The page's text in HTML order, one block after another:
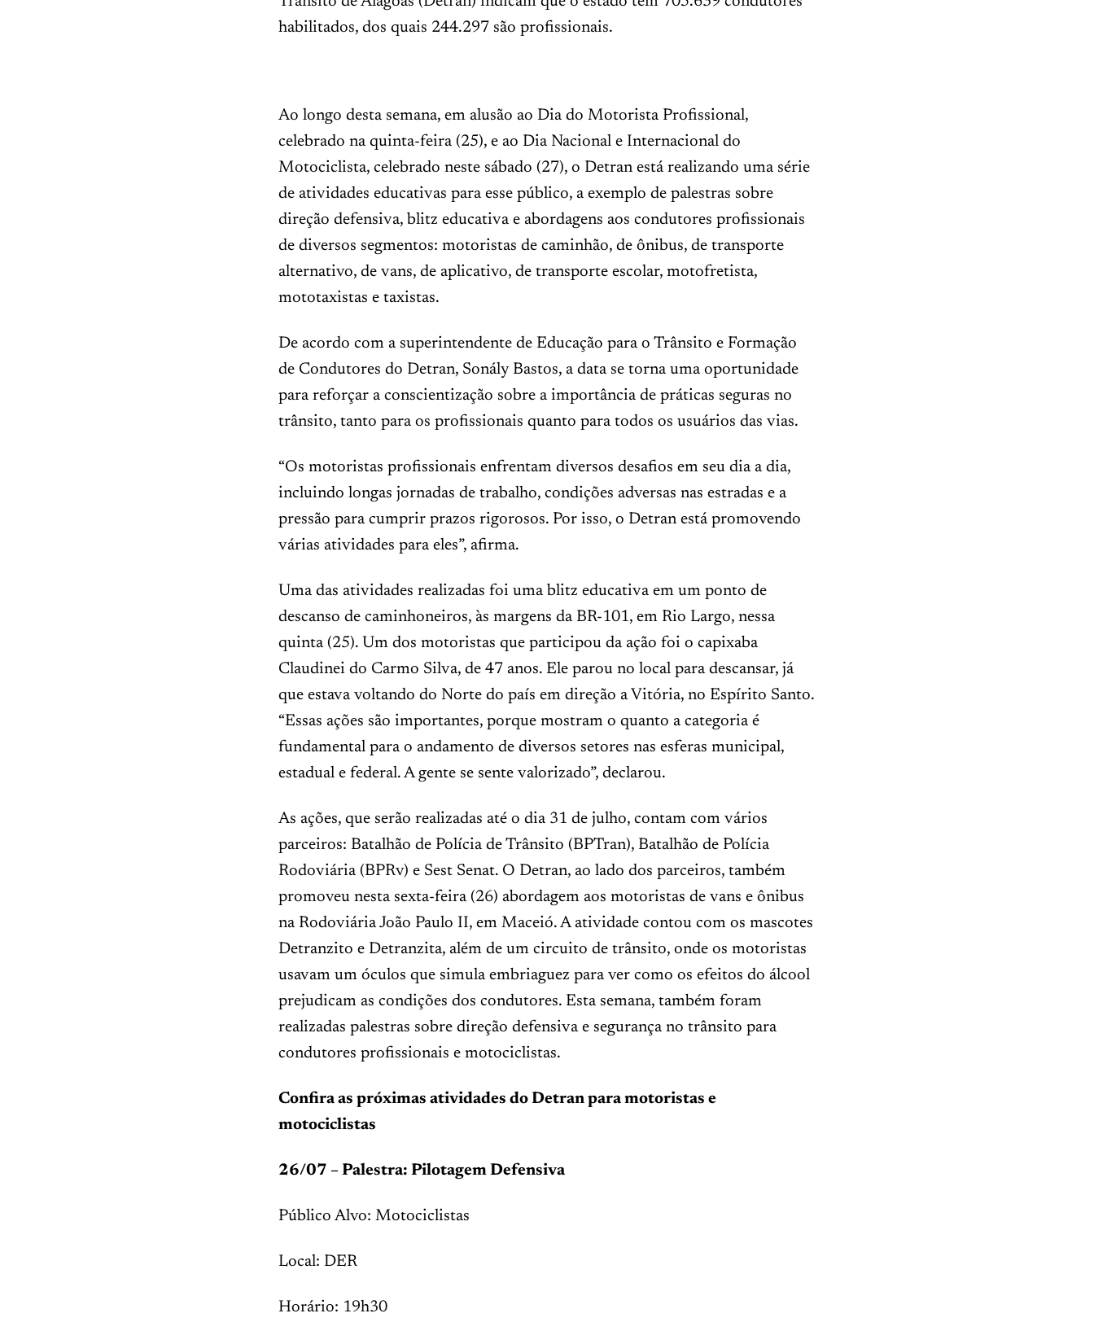
habilitados, dos quais 244.297 são profissionais.
Ao longo desta semana, em alusão ao Dia do Motorista Profissional,
celebrado na quinta-feira (25), e ao Dia Nacional e Internacional do
Motociclista, celebrado neste sábado (27), o Detran está realizando uma série
de atividades educativas para esse público, a exemplo de palestras sobre
direção defensiva, blitz educativa e abordagens aos condutores profissionais
de diversos segmentos: motoristas de caminhão, de ônibus, de transporte
alternativo, de vans, de aplicativo, de transporte escolar, motofretista,
mototaxistas e taxistas.
De acordo com a superintendente de Educação para o Trânsito e Formação
de Condutores do Detran, Sonály Bastos, a data se torna uma oportunidade
para reforçar a conscientização sobre a importância de práticas seguras no
trânsito, tanto para os profissionais quanto para todos os usuários das vias.
“Os motoristas profissionais enfrentam diversos desafios em seu dia a dia,
incluindo longas jornadas de trabalho, condições adversas nas estradas e a
pressão para cumprir prazos rigorosos. Por isso, o Detran está promovendo
várias atividades para eles”, afirma.
Uma das atividades realizadas foi uma blitz educativa em um ponto de
descanso de caminhoneiros, às margens da BR-101, em Rio Largo, nessa
quinta (25). Um dos motoristas que participou da ação foi o capixaba
Claudinei do Carmo Silva, de 47 anos. Ele parou no local para descansar, já
que estava voltando do Norte do país em direção a Vitória, no Espírito Santo.
“Essas ações são importantes, porque mostram o quanto a categoria é
fundamental para o andamento de diversos setores nas esferas municipal,
estadual e federal. A gente se sente valorizado”, declarou.
As ações, que serão realizadas até o dia 31 de julho, contam com vários
parceiros: Batalhão de Polícia de Trânsito (BPTran), Batalhão de Polícia
Rodoviária (BPRv) e Sest Senat. O Detran, ao lado dos parceiros, também
promoveu nesta sexta-feira (26) abordagem aos motoristas de vans e ônibus
na Rodoviária João Paulo II, em Maceió. A atividade contou com os mascotes
Detranzito e Detranzita, além de um circuito de trânsito, onde os motoristas
usavam um óculos que simula embriaguez para ver como os efeitos do álcool
prejudicam as condições dos condutores. Esta semana, também foram
realizadas palestras sobre direção defensiva e segurança no trânsito para
condutores profissionais e motociclistas.
Confira as próximas atividades do Detran para motoristas e
motociclistas
26/07 – Palestra: Pilotagem Defensiva
Público Alvo: Motociclistas
Local: DER
Horário: 19h30